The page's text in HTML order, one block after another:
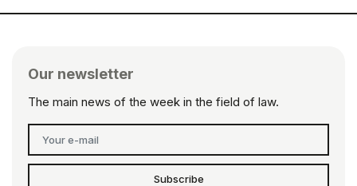
Our newsletter
The main news of the week in the field of law.
Subscribe